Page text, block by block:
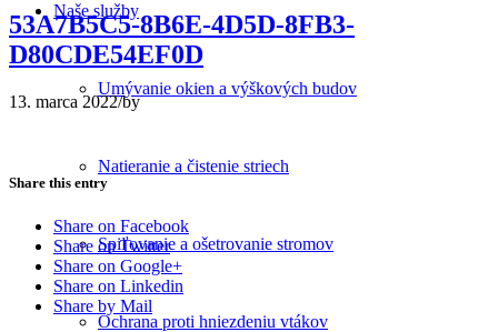
Naše služby
Umývanie okien a výškových budov
Natieranie a čistenie striech
Spiľovanie a ošetrovanie stromov
Ochrana proti hniezdeniu vtákov
53A7B5C5-8B6E-4D5D-8FB3-
D80CDE54EF0D
13. marca 2022/by
Share this entry
Share on Facebook
Share on Twitter
Share on Google+
Share on Linkedin
Share by Mail